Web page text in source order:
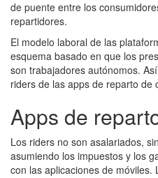
de puente entre los
repartidores.
El modelo laboral de las
esquema basado en que los
son trabajadores autónomos.
riders de las apps de reparto de
Apps de
Los riders no son asalariados,
asumiendo los impuestos y los
con las aplicaciones de